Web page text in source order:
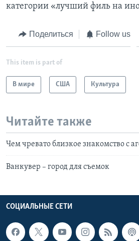
категории «лучший филь на
Поделиться Follow us
This item is part of
В мире США Культура
Читайте также
Чем чревато близкое знакомство с
Ванкувер – город для съемок
СОЦИАЛЬНЫЕ СЕТИ